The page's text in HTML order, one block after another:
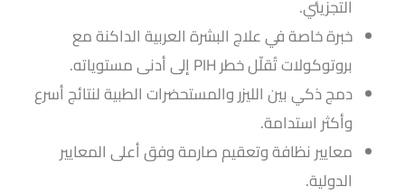
التجزيئي.
خبرة خاصة في علاج البشرة العربية الداكنة مع
بروتوكولات تُقلّل خطر PIH إلى أدنى مستوياته.
دمج ذكي بين الليزر والمستحضرات الطبية لنتائج أسرع
وأكثر استدامة.
معايير نظافة وتعقيم صارمة وفق أعلى المعايير
الدولية.